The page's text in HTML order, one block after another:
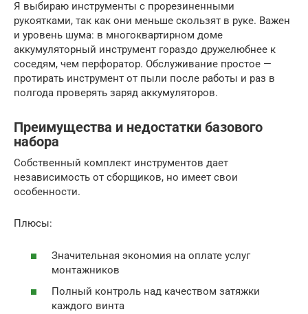
Я выбираю инструменты с прорезиненными
рукоятками, так как они меньше скользят в руке. Важен
и уровень шума: в многоквартирном доме
аккумуляторный инструмент гораздо дружелюбнее к
соседям, чем перфоратор. Обслуживание простое —
протирать инструмент от пыли после работы и раз в
полгода проверять заряд аккумуляторов.
Преимущества и недостатки базового
набора
Собственный комплект инструментов дает
независимость от сборщиков, но имеет свои
особенности.
Плюсы:
Значительная экономия на оплате услуг
монтажников
Полный контроль над качеством затяжки
каждого винта